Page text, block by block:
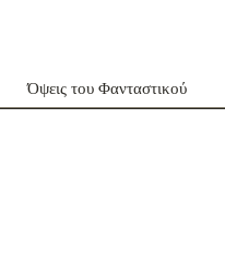
Όψεις του Φανταστικού